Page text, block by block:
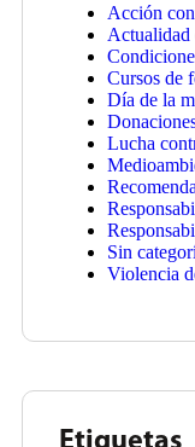
Acción
Actualidad
Cursos de
Día de la
Lucha
Sin
Violencia